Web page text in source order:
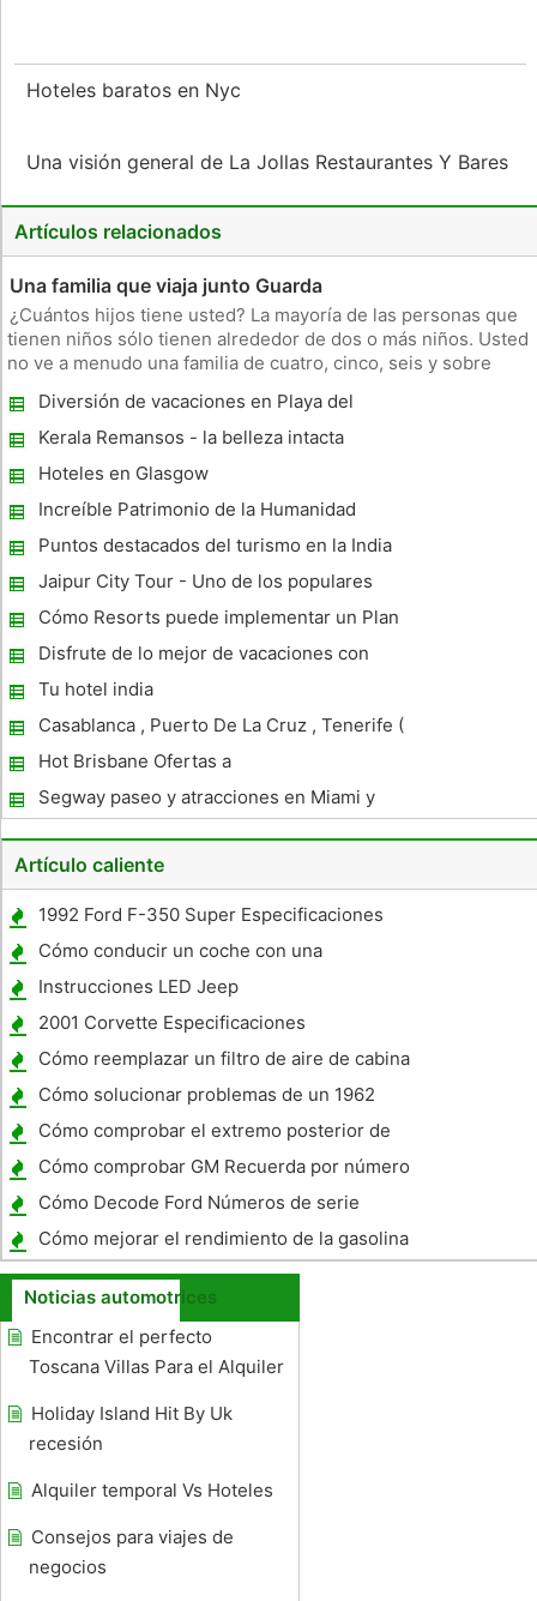
Hoteles baratos en Nyc
Una visión general de La Jollas Restaurantes Y Bares
Artículos relacionados
Una familia que viaja junto Guarda
¿Cuántos hijos tiene usted? La mayoría de las personas que
tienen niños sólo tienen alrededor de dos o más niños. Usted
no ve a menudo una familia de cuatro, cinco, seis y sobre
la cantidad de familias numerosas que hay por ahí. Y una de
las
Diversión de vacaciones en Playa del
Carmen
Kerala Remansos - la belleza intacta
Hoteles en Glasgow
Increíble Patrimonio de la Humanidad
Puntos destacados del turismo en la India
Jaipur City Tour - Uno de los populares
paquetes de Rajasthan
Cómo Resorts puede implementar un Plan
de Energías Renovables Estratégico
Disfrute de lo mejor de vacaciones con
Carnival Cruise
Tu hotel india
Casablanca , Puerto De La Cruz , Tenerife (
Gem betravelsavvy Oculta)
Hot Brisbane Ofertas a
Segway paseo y atracciones en Miami y
hechos interesantes
Artículo caliente
1992 Ford F-350 Super Especificaciones
Pesados ​​
Cómo conducir un coche con una
transmisión automática
Instrucciones LED Jeep
2001 Corvette Especificaciones
Cómo reemplazar un filtro de aire de cabina
Passat 1995
Cómo solucionar problemas de un 1962
Ford Falcon sobrecalentamiento
Cómo comprobar el extremo posterior de
aceite en un EZ-GO Golf Cart
Cómo comprobar GM Recuerda por número
de VIN
Cómo Decode Ford Números de serie
Cómo mejorar el rendimiento de la gasolina
en un Ford Bronco
Noticias automotrices
Encontrar el perfecto
Toscana Villas Para el Alquiler
Holiday Island Hit By Uk
recesión
Alquiler temporal Vs Hoteles
Consejos para viajes de
negocios